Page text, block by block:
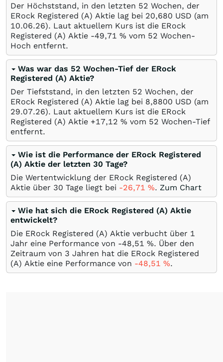
Der Höchststand, in den letzten 52 Wochen, der
ERock Registered (A) Aktie lag bei 20,680 USD (am
10.06.26). Laut aktuellem Kurs ist die ERock
Registered (A) Aktie -49,71 % vom 52 Wochen-
Hoch entfernt.
Was war das 52 Wochen-Tief der ERock
Registered (A) Aktie?
Der Tiefststand, in den letzten 52 Wochen, der
ERock Registered (A) Aktie lag bei 8,8800 USD (am
29.07.26). Laut aktuellem Kurs ist die ERock
Registered (A) Aktie +17,12 % vom 52 Wochen-Tief
entfernt.
Wie ist die Performance der ERock Registered
(A) Aktie der letzten 30 Tage?
Die Wertentwicklung der ERock Registered (A)
Aktie über 30 Tage liegt bei -26,71 %. Zum Chart
Wie hat sich die ERock Registered (A) Aktie
entwickelt?
Die ERock Registered (A) Aktie verbucht über 1
Jahr eine Performance von -48,51 %. Über den
Zeitraum von 3 Jahren hat die ERock Registered
(A) Aktie eine Performance von -48,51 %.